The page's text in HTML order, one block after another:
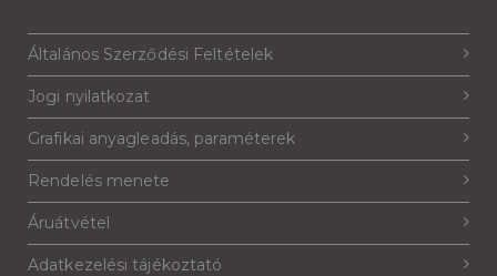
Általános Szerződési Feltételek
Jogi nyilatkozat
Grafikai anyagleadás, paraméterek
Rendelés menete
Áruátvétel
Adatkezelési tájékoztató